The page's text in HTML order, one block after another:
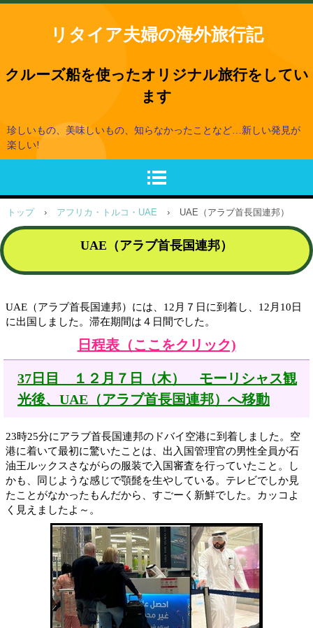
リタイア夫婦の海外旅行記
クルーズ船を使ったオリジナル旅行をしてい
ます
珍しいもの、美味しいもの、知らなかったことなど…新しい発見が
楽しい!
トップ › アフリカ・トルコ・UAE › UAE（アラブ首長国連邦）
UAE（アラブ首長国連邦）
UAE（アラブ首長国連邦）には、12月７日に到着し、12月10日
に出国しました。滞在期間は４日間でした。
日程表（ここをクリック)
37日目 １２月７日（木） モーリシャス観
光後、UAE（アラブ首長国連邦）へ移動
23時25分にアラブ首長国連邦のドバイ空港に到着しました。空
港に着いて最初に驚いたことは、出入国管理官の男性全員が石
油王ルックスさながらの服装で入国審査を行っていたこと。し
かも、同じような感じで顎髭を生やしている。テレビでしか見
たことがなかったもんだから、すごーく新鮮でした。カッコよ
く見えましたよ～。